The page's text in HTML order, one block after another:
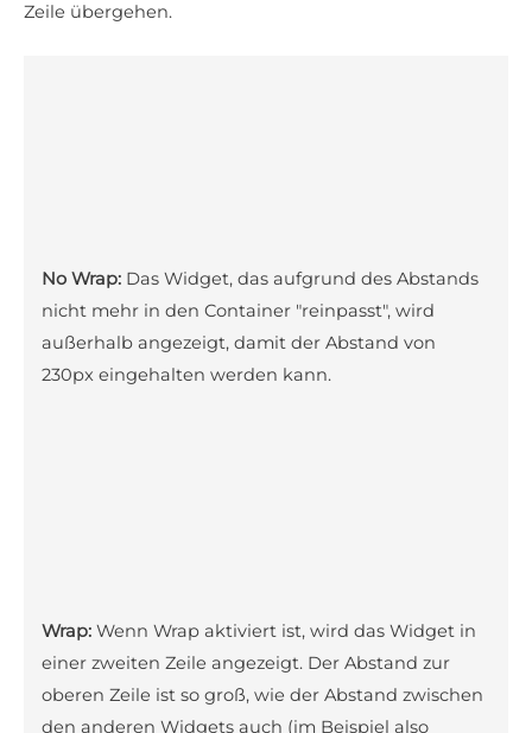
Zeile übergehen.
No Wrap: Das Widget, das aufgrund des Abstands
nicht mehr in den Container "reinpasst", wird
außerhalb angezeigt, damit der Abstand von
230px eingehalten werden kann.
Wrap: Wenn Wrap aktiviert ist, wird das Widget in
einer zweiten Zeile angezeigt. Der Abstand zur
oberen Zeile ist so groß, wie der Abstand zwischen
den anderen Widgets auch (im Beispiel also